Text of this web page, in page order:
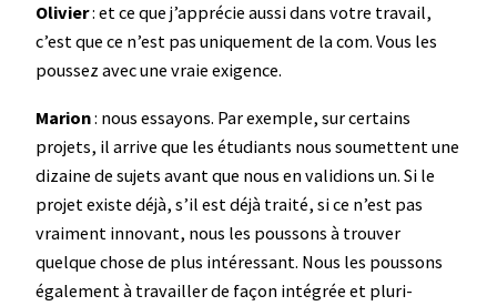
Olivier: et ce que j’apprécie aussi dans votre travail,
c’est que ce n’est pas uniquement de la com. Vous les
poussez avec une vraie exigence.
Marion: nous essayons. Par exemple, sur certains
projets, il arrive que les étudiants nous soumettent une
dizaine de sujets avant que nous en validions un. Si le
projet existe déjà, s’il est déjà traité, si ce n’est pas
vraiment innovant, nous les poussons à trouver
quelque chose de plus intéressant. Nous les poussons
également à travailler de façon intégrée et pluri-